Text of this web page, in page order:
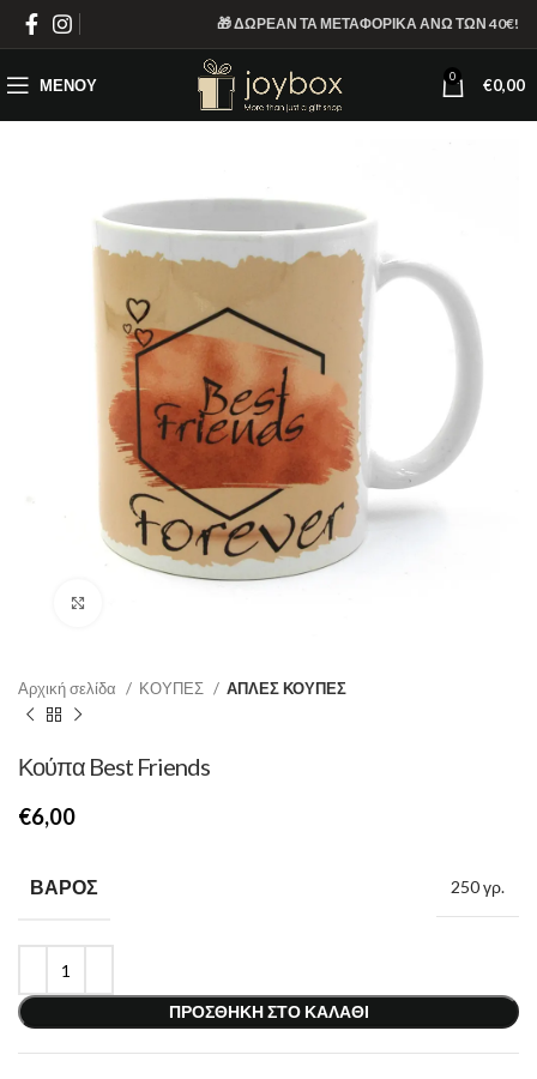
🎁 ΔΩΡΕΑΝ ΤΑ ΜΕΤΑΦΟΡΙΚΑ ΑΝΩ ΤΩΝ 40€!
ΜΕΝΟΎ 0 €0,00
Αρχική σελίδα ΚΟΥΠΕΣ ΑΠΛΕΣ ΚΟΥΠΕΣ
Κούπα Best Friends
€
ΒΆΡΟΣ 250 γρ.
ΠΡΟΣΘΉΚΗ ΣΤΟ ΚΑΛΆΘΙ